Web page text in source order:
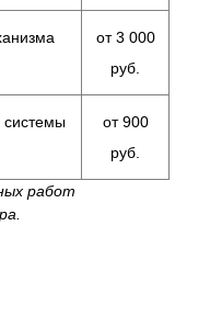
от 3 000
руб.
системы
от 900
руб.
работ